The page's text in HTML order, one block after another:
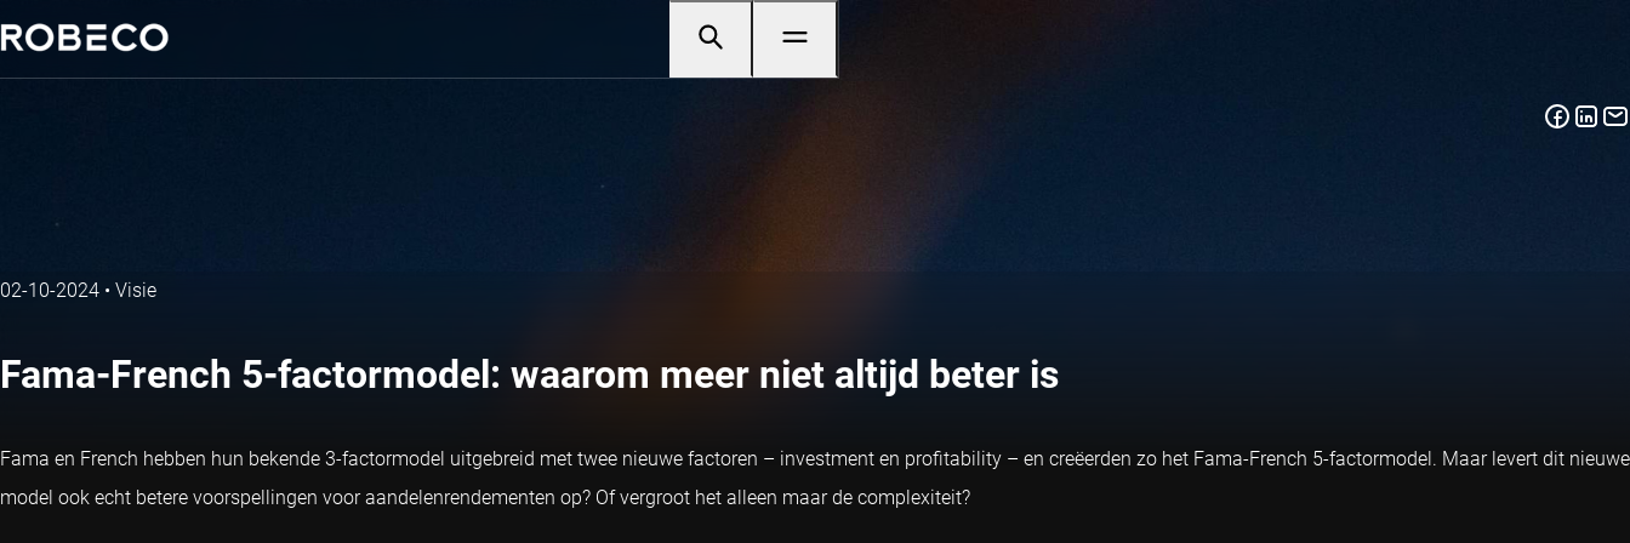
02-10-2024 • Visie
Fama-French 5-factormodel: waarom meer niet altijd beter is
Fama en French hebben hun bekende 3-factormodel uitgebreid met twee nieuwe factoren – investment en profitability – en creëerden zo het Fama-French 5-factormodel. Maar levert dit nieuwe
model ook echt betere voorspellingen voor aandelenrendementen op? Of vergroot het alleen maar de complexiteit?